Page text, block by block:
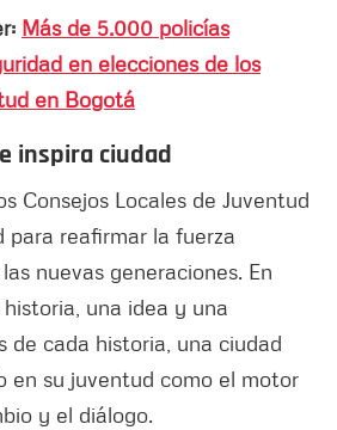
Más de 5.000 policías
en elecciones de los
en Bogotá
inspira ciudad
Consejos Locales de Juventud
para reafirmar la fuerza
nuevas generaciones. En
una idea y una
de cada historia, una ciudad
en su juventud como el motor
y el diálogo.